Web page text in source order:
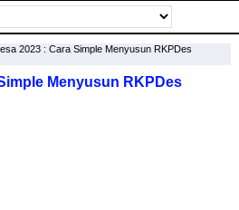
2023 : Cara Simple Menyusun RKPDes
Menyusun RKPDes